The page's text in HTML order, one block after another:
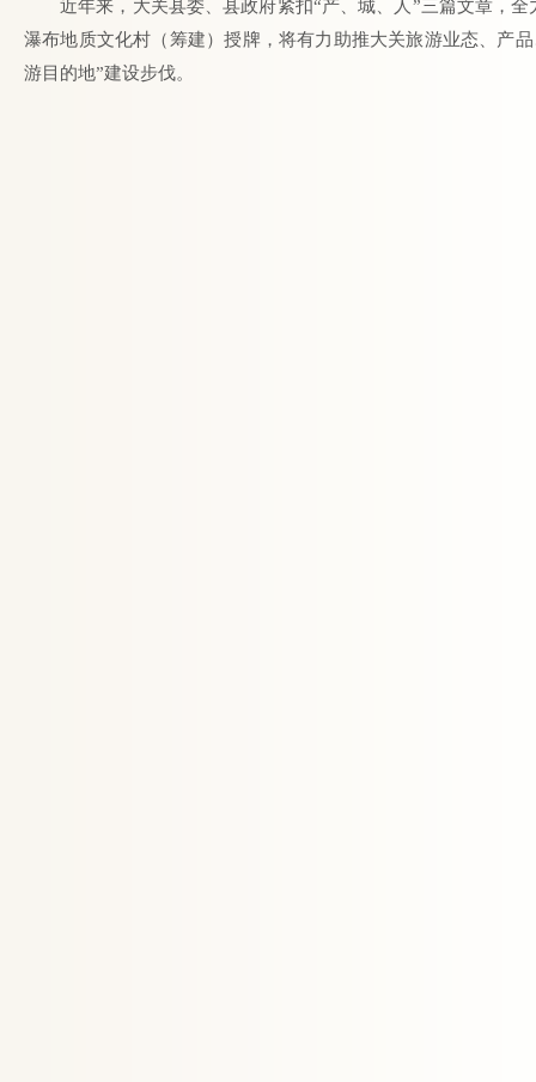
近年来，大关县委、县政府紧扣“产、城、人”三篇文章，
瀑布地质文化村（筹建）授牌，将有力助推大关旅游业态、产
游目的地”建设步伐。